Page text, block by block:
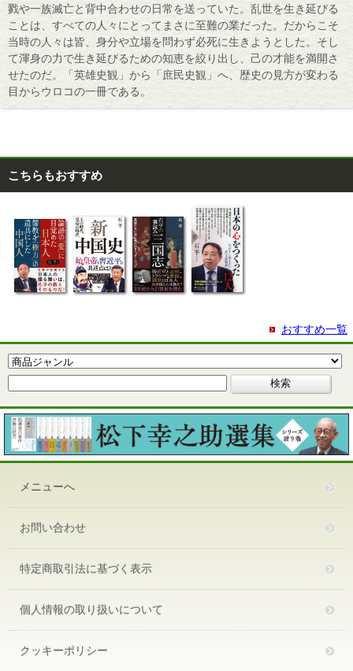
戮や一族滅亡と背中合わせの日常を送っていた。乱世を生き延びる
ことは、すべての人々にとってまさに至難の業だった。だからこそ
当時の人々は皆、身分や立場を問わず必死に生きようとした。そし
て渾身の力で生き延びるための知恵を絞り出し、己の才能を満開さ
せたのだ。「英雄史観」から「庶民史観」へ、歴史の見方が変わる
目からウロコの一冊である。
こちらもおすすめ
おすすめ一覧
メニューへ
お問い合わせ
特定商取引法に基づく表示
個人情報の取り扱いについて
クッキーポリシー